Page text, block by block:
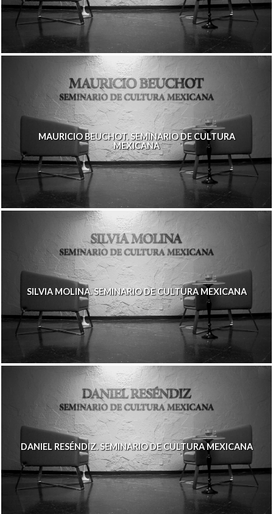
MAURICIO BEUCHOT. SEMINARIO DE CULTURA
MEXICANA
SILVIA MOLINA. SEMINARIO DE CULTURA MEXICANA
DANIEL RESÉNDIZ. SEMINARIO DE CULTURA MEXICANA